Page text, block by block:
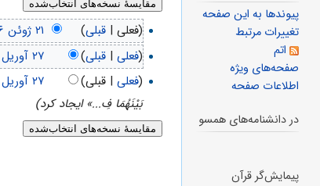
(فعلی | قبلی)
(فعلی| قبلی)
(فعلی| قبلی)
بَيْنَهُمَا فِ...» ایجاد کرد)
پیوندها به این صفحه
تغییرات مرتبط
اتم
صفحه‌های ویژه
اطلاعات صفحه
در دانشنامه‌های همسو
پیمایش‌گر قرآن